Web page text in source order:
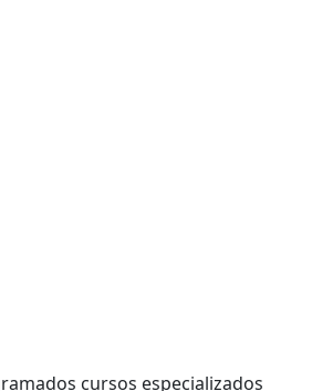
cursos especializados